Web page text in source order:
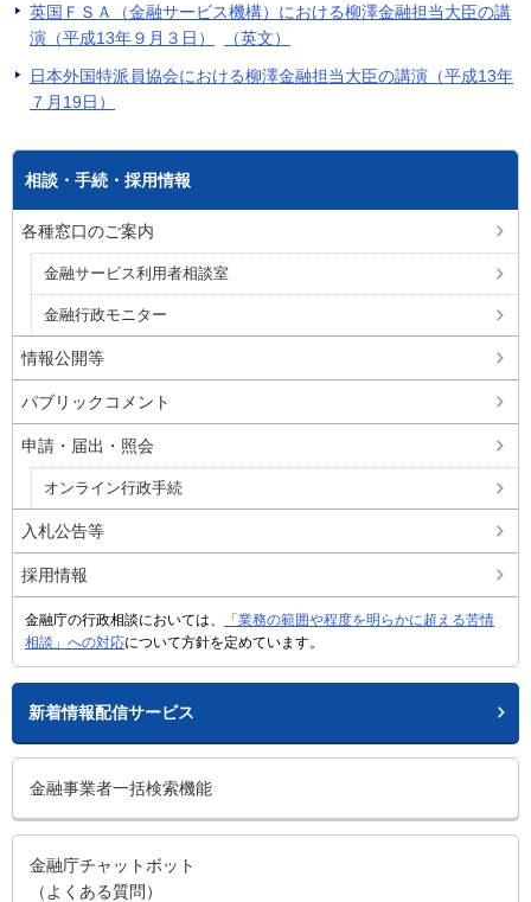
英国ＦＳＡ（金融サービス機構）における柳澤金融担当大臣の講
演（平成13年９月３日）
（英文）
日本外国特派員協会における柳澤金融担当大臣の講演（平成13年
７月19日）
相談・手続・採用情報
各種窓口のご案内
金融サービス利用者相談室
金融行政モニター
情報公開等
パブリックコメント
申請・届出・照会
オンライン行政手続
入札公告等
採用情報
金融庁の行政相談においては、
「業務の範囲や程度を明らかに超える苦情
相談」への対応について方針を定めています。
新着情報配信サービス
金融事業者一括検索機能
金融庁チャットボット
（よくある質問）